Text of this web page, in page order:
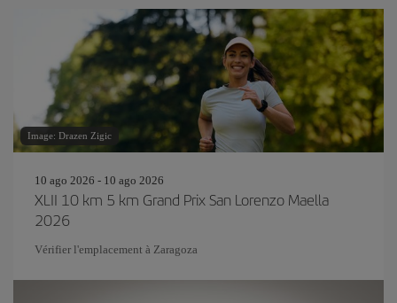
Image: Drazen Zigic
10 ago 2026 - 10 ago 2026
XLII 10 km 5 km Grand Prix San Lorenzo Maella
2026
Vérifier l'emplacement à Zaragoza